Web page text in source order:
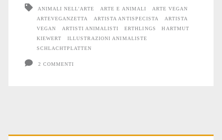
ANIMALI NELL'ARTE ARTE E ANIMALI
ARTE VEGAN
ARTEVEGANZETTA
ARTISTA ANTISPECISTA
ARTISTA
VEGAN
ARTISTI ANIMALISTI ERTHLINGS
HARTMUT
KIEWERT
ILLUSTRAZIONI ANIMALISTE
SCHLACHTPLATTEN
2 COMMENTI